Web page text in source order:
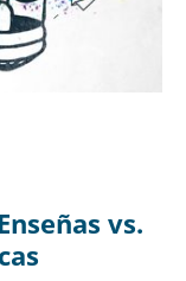
vs.